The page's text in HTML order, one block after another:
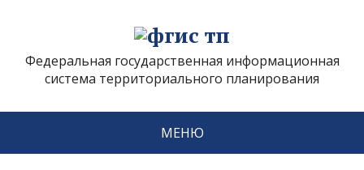
Федеральная государственная информационная
система территориального планирования
МЕНЮ